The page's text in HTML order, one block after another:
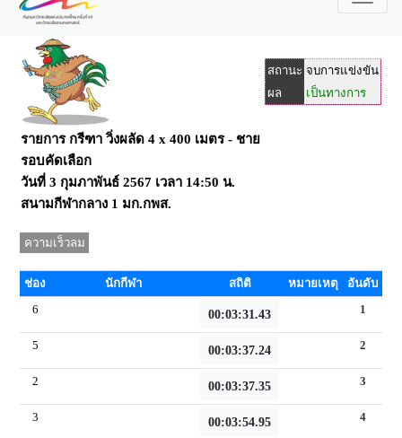
สถานะ จบการแข่งขัน
ผล
เป็นทางการ
รายการ กรีฑา วิ่งผลัด 4 x 400 เมตร - ชาย
รอบคัดเลือก
วันที่ 3 กุมภาพันธ์ 2567 เวลา 14:50 น.
สนามกีฬากลาง 1 มก.กพส.
ความเร็วลม
ช่อง นักกีฬา สถิติ หมายเหตุ
อันดับ
6
00:03:31.43 1
5 00:03:37.24 2
2 00:03:37.35 3
3 00:03:54.95 4